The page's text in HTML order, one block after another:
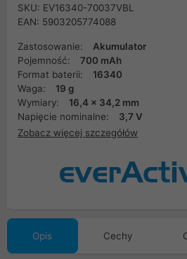
SKU: EV16340-70037VBL
EAN: 5903205774088
Zastosowanie:
Akumulator
Pojemność:
700 mAh
Format baterii:
16340
Waga:
19 g
Wymiary:
16,4 x 34,2 mm
Napięcie nominalne:
3,7 V
Zobacz więcej szczegółów
Opis Cechy